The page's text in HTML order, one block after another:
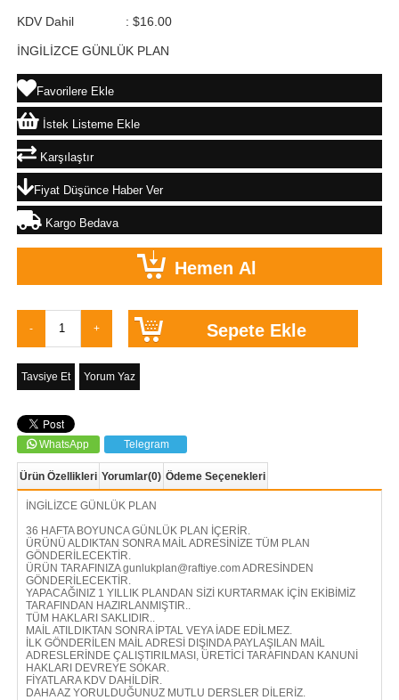
KDV Dahil : $16.00
İNGİLİZCE GÜNLÜK PLAN
Favorilere Ekle
İstek Listeme Ekle
Karşılaştır
Fiyat Düşünce Haber Ver
Kargo Bedava
Tavsiye Et Yorum Yaz
WhatsApp Telegram
Ürün Özellikleri Yorumlar(0) Ödeme Seçenekleri
İNGİLİZCE GÜNLÜK PLAN
36 HAFTA BOYUNCA GÜNLÜK PLAN İÇERİR.
ÜRÜNÜ ALDIKTAN SONRA MAİL ADRESİNİZE TÜM PLAN
GÖNDERİLECEKTİR.
ÜRÜN TARAFINIZAgunlukplan@raftiye.comADRESİNDEN
GÖNDERİLECEKTİR.
YAPACAĞINIZ 1 YILLIK PLANDAN SİZİ KURTARMAK İÇİN EKİBİMİZ
TARAFINDAN HAZIRLANMIŞTIR..
TÜM HAKLARI SAKLIDIR..
MAİL ATILDIKTAN SONRA İPTAL VEYA İADE EDİLMEZ.
İLK GÖNDERİLEN MAİL ADRESİ DIŞINDA PAYLAŞILAN MAİL
ADRESLERİNDE ÇALIŞTIRILMASI, ÜRETİCİ TARAFINDAN KANUNİ
HAKLARI DEVREYE SOKAR.
FİYATLARA KDV DAHİLDİR.
DAHA AZ YORULDUĞUNUZ MUTLU DERSLER DİLERİZ.